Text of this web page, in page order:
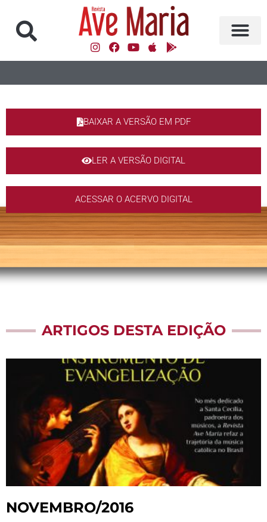
BAIXAR A VERSÃO EM PDF
LER A VERSÃO DIGITAL
ACESSAR O ACERVO DIGITAL
ARTIGOS DESTA EDIÇÃO
NOVEMBRO/2016